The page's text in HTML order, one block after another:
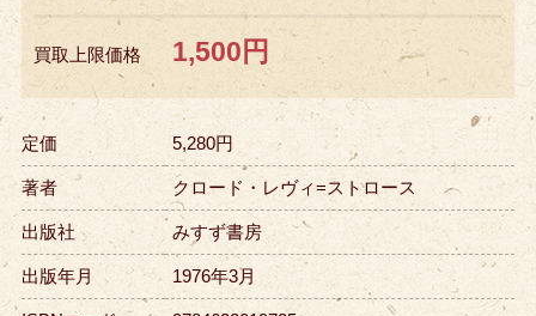
買取上限価格 1,500円
定価 5,280円
著者 クロード・レヴィ=ストロース
出版社 みすず書房
出版年月 1976年3月